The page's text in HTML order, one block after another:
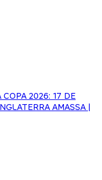
COPA 2026: 17 DE
AMASSA |